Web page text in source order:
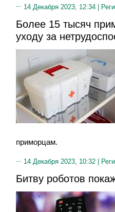
14 Декабря 2023, 12:34 |
Более 15 тысяч
уходу за
приморцам.
14 Декабря 2023, 10:32 |
Битву роботов